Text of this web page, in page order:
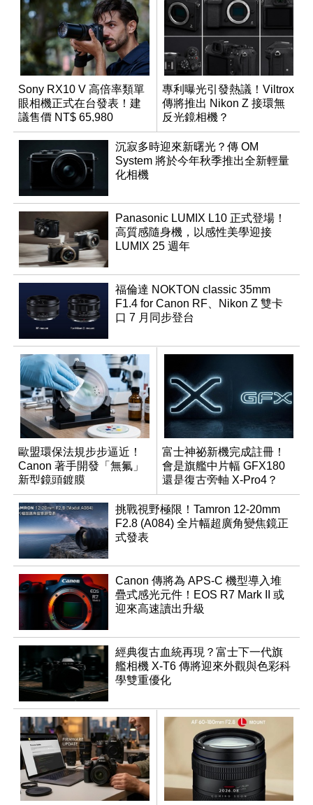
Sony RX10 V 高倍率類單
眼相機正式在台發表！建
議售價 NT$ 65,980
專利曝光引發熱議！Viltrox
傳將推出 Nikon Z 接環無
反光鏡相機？
沉寂多時迎來新曙光？傳 OM
System 將於今年秋季推出全新輕量
化相機
Panasonic LUMIX L10 正式登場！
高質感隨身機，以感性美學迎接
LUMIX 25 週年
福倫達 NOKTON classic 35mm
F1.4 for Canon RF、Nikon Z 雙卡
口 7 月同步登台
歐盟環保法規步步逼近！
Canon 著手開發「無氟」
新型鏡頭鍍膜
富士神祕新機完成註冊！
會是旗艦中片幅 GFX180
還是復古旁軸 X-Pro4？
挑戰視野極限！Tamron 12-20mm
F2.8 (A084) 全片幅超廣角變焦鏡正
式發表
Canon 傳將為 APS-C 機型導入堆
疊式感光元件！EOS R7 Mark II 或
迎來高速讀出升級
經典復古血統再現？富士下一代旗
艦相機 X-T6 傳將迎來外觀與色彩科
學雙重優化